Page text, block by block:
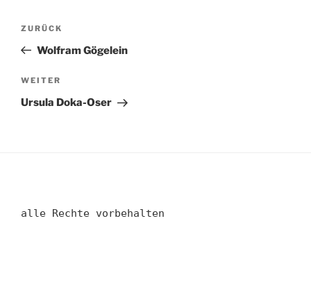
Beitragsnavigation
Vorheriger
Beitrag
ZURÜCK
Wolfram Gögelein
Nächster
Beitrag
WEITER
Ursula Doka-Oser
alle Rechte vorbehalten